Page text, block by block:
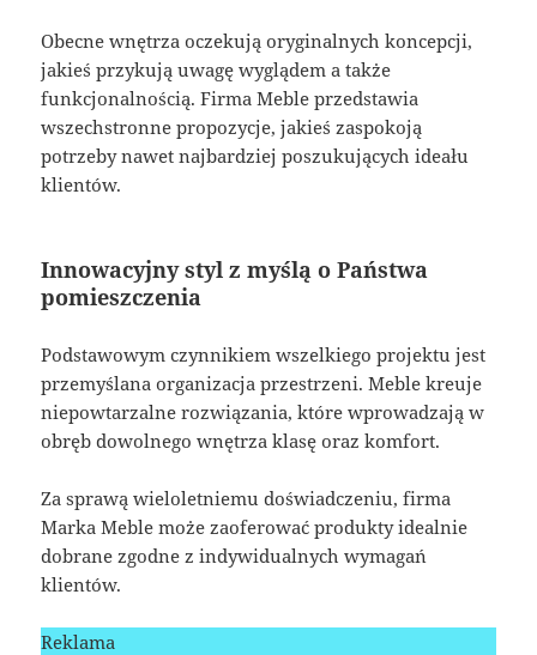
Obecne wnętrza oczekują oryginalnych koncepcji,
jakieś przykują uwagę wyglądem a także
funkcjonalnością. Firma Meble przedstawia
wszechstronne propozycje, jakieś zaspokoją
potrzeby nawet najbardziej poszukujących ideału
klientów.
Innowacyjny styl z myślą o Państwa
pomieszczenia
Podstawowym czynnikiem wszelkiego projektu jest
przemyślana organizacja przestrzeni. Meble kreuje
niepowtarzalne rozwiązania, które wprowadzają w
obręb dowolnego wnętrza klasę oraz komfort.
Za sprawą wieloletniemu doświadczeniu, firma
Marka Meble może zaoferować produkty idealnie
dobrane zgodne z indywidualnych wymagań
klientów.
Reklama